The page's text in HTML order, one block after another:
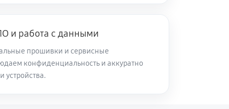
и работа с данными
прошивки и сервисные
конфиденциальность и аккуратно
устройства.